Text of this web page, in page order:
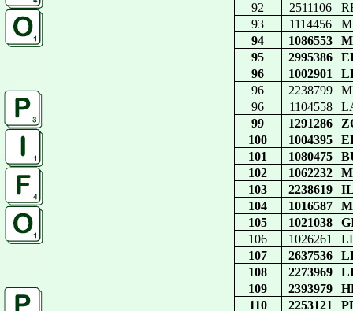
92
2511106
93
1114456
94
1086553
95
2995386
96
1002901
96
2238799
96
1104558
99
1291286
100
1004395
101
1080475
102
1062232
103
2238619
104
1016587
105
1021038
106
1026261
107
2637536
108
2273969
109
2393979
110
2253121